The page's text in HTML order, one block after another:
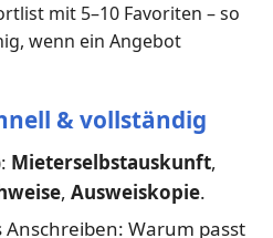
mit 5–10 Favoriten – so
wenn ein Angebot
& vollständig
Mieterselbstauskunft,
, Ausweiskopie.
Anschreiben: Warum passt